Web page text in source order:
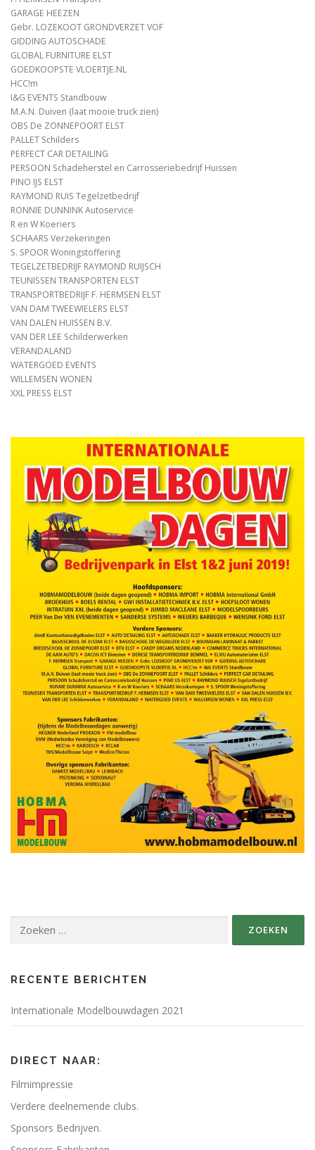
GARAGE HEEZEN
Gebr. LOZEKOOT GRONDVERZET VOF
GIDDING AUTOSCHADE
GLOBAL FURNITURE ELST
GOEDKOOPSTE VLOERTJE.NL
HCC!m
I&G EVENTS Standbouw
M.A.N. Duiven (laat mooie truck zien)
OBS De ZONNEPOORT ELST
PALLET Schilders
PERFECT CAR DETAILING
PERSOON Schadeherstel en Carrosseriebedrijf Huissen
PINO IJS ELST
RAYMOND RUIS Tegelzetbedrijf
RONNIE DUNNINK Autoservice
R en W Koeriers
SCHAARS Verzekeringen
S. SPOOR Woningstoffering
TEGELZETBEDRIJF RAYMOND RUIJSCH
TEUNISSEN TRANSPORTEN ELST
TRANSPORTBEDRIJF F. HERMSEN ELST
VAN DAM TWEEWIELERS ELST
VAN DALEN HUISSEN B.V.
VAN DER LEE Schilderwerken
VERANDALAND
WATERGOED EVENTS
WILLEMSEN WONEN
XXL PRESS ELST
naar:
RECENTE BERICHTEN
Internationale Modelbouwdagen 2021
DIRECT NAAR:
Filmimpressie
Verdere deelnemende clubs.
Sponsors Bedrijven.